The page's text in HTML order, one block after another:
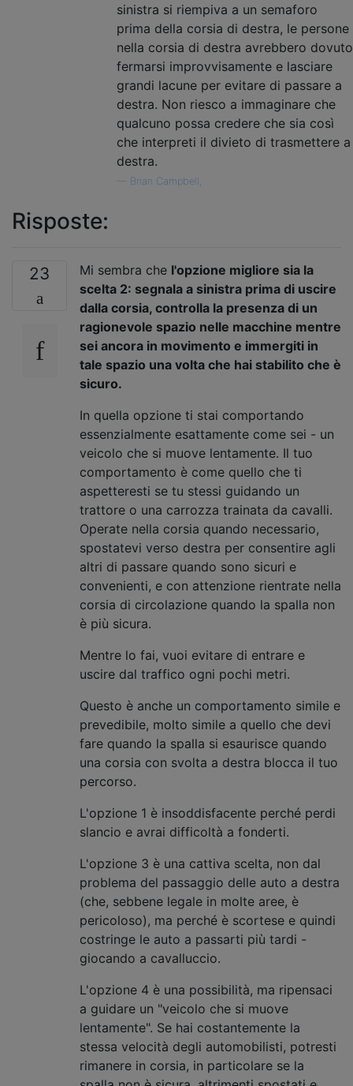
sinistra si riempiva a un semaforo
prima della corsia di destra, le persone
nella corsia di destra avrebbero dovuto
fermarsi improvvisamente e lasciare
grandi lacune per evitare di passare a
destra. Non riesco a immaginare che
qualcuno possa credere che sia così
che interpreti il ​​divieto di trasmettere a
destra.
Brian Campbell,
Risposte:
23 Mi sembra che l'opzione migliore sia la
scelta 2: segnala a sinistra prima di uscire
dalla corsia, controlla la presenza di un
ragionevole spazio nelle macchine mentre
sei ancora in movimento e immergiti in
tale spazio una volta che hai stabilito che è
sicuro.
In quella opzione ti stai comportando
essenzialmente esattamente come sei - un
veicolo che si muove lentamente. Il tuo
comportamento è come quello che ti
aspetteresti se tu stessi guidando un
trattore o una carrozza trainata da cavalli.
Operate nella corsia quando necessario,
spostatevi verso destra per consentire agli
altri di passare quando sono sicuri e
convenienti, e con attenzione rientrate nella
corsia di circolazione quando la spalla non
è più sicura.
Mentre lo fai, vuoi evitare di entrare e
uscire dal traffico ogni pochi metri.
Questo è anche un comportamento simile e
prevedibile, molto simile a quello che devi
fare quando la spalla si esaurisce quando
una corsia con svolta a destra blocca il tuo
percorso.
L'opzione 1 è insoddisfacente perché perdi
slancio e avrai difficoltà a fonderti.
L'opzione 3 è una cattiva scelta, non dal
problema del passaggio delle auto a destra
(che, sebbene legale in molte aree, è
pericoloso), ma perché è scortese e quindi
costringe le auto a passarti più tardi -
giocando a cavalluccio.
L'opzione 4 è una possibilità, ma ripensaci
a guidare un "veicolo che si muove
lentamente". Se hai costantemente la
stessa velocità degli automobilisti, potresti
rimanere in corsia, in particolare se la